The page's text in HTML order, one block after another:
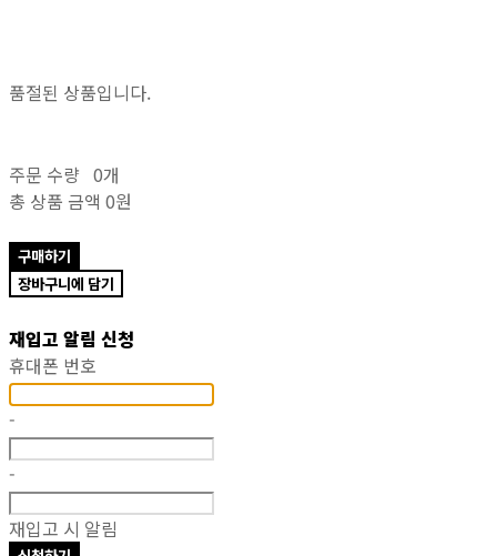
품절된 상품입니다.
주문 수량 0개
총 상품 금액 0원
구매하기
장바구니에 담기
재입고 알림 신청
휴대폰 번호
-
-
재입고 시 알림